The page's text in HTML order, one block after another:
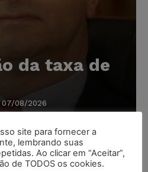
da taxa de
07/08/2026
anúncios com conteúdo
circularem em suas
site para fornecer a
lembrando suas
Ao clicar em “Aceitar”,
de TODOS os cookies.